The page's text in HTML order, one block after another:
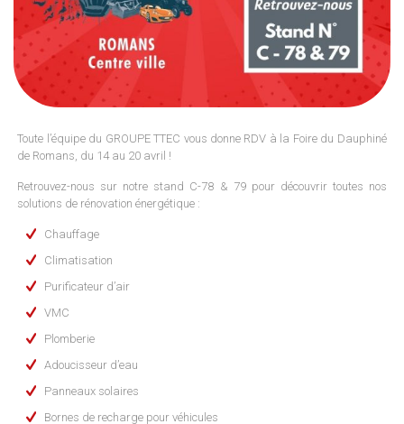
Toute l’équipe du GROUPE TTEC vous donne RDV à la Foire du Dauphiné
de Romans, du 14 au 20 avril !
Retrouvez-nous sur notre stand C-78 & 79 pour découvrir toutes nos
solutions de rénovation énergétique :
Chauffage
Climatisation
Purificateur d’air
VMC
Plomberie
Adoucisseur d’eau
Panneaux solaires
Bornes de recharge pour véhicules